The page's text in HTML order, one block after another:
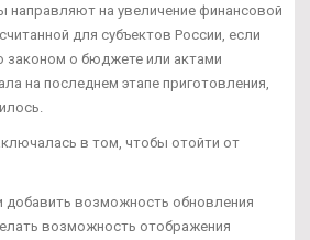
направляют на увеличение финансовой
для субъектов России, если
законом о бюджете или актами
на последнем этапе приготовления,
в том, чтобы отойти от
добавить возможность обновления
возможность отображения